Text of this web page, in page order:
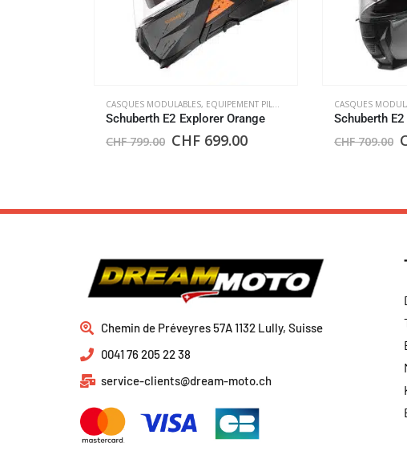
CASQUES MODULABLES, EQUIPEMENT PILOTE
Schuberth E2 Explorer Orange
CHF799.00 CHF 699.00
CASQUES
Schuberth
CHF709.00
Chemin de Préveyres 57A 1132 Lully, Suisse
0041 76 205 22 38
service-clients@dream-moto.ch